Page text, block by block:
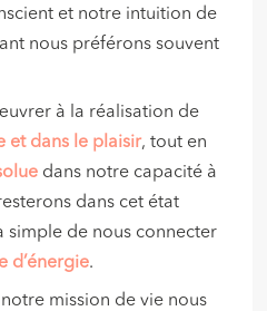
et notre intuition de
nous préférons souvent
à la réalisation de
et dans le plaisir, tout en
dans notre capacité à
dans cet état
simple de nous connecter
d’énergie.
mission de vie nous